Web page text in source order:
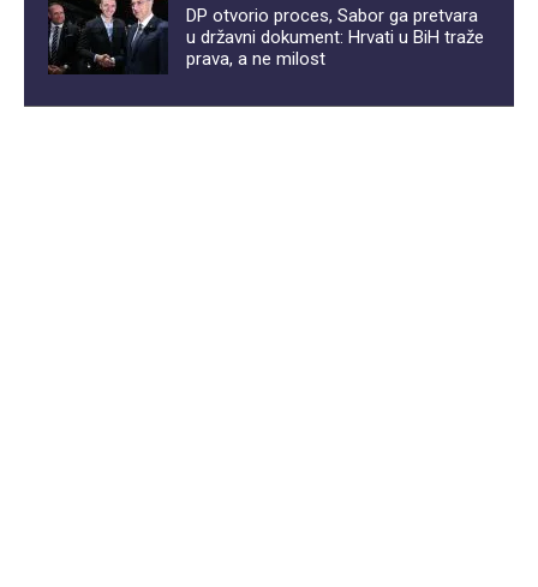
DP otvorio proces, Sabor ga pretvara
u državni dokument: Hrvati u BiH traže
prava, a ne milost